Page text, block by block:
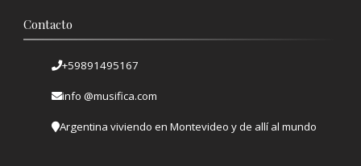
Contacto
+59891495167
info @musifica.com
Argentina viviendo en Montevideo y de allí al mundo